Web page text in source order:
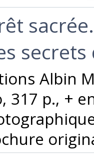
secrets
Albin
317 p., +